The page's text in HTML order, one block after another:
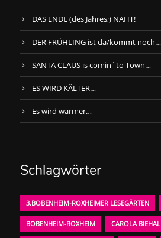
DAS ENDE (des Jahres;) NAHT!
DER FRÜHLING ist da/kommt noch…
SANTA CLAUS is comin´to Town…
ES WIRD KÄLTER…
Es wird wärmer…
Schlagwörter
3.BOBENHEIM-ROXHEIMER LESEGÄRTEN
BOBENHEIM-ROXHEIM CAROLA BIEHAL